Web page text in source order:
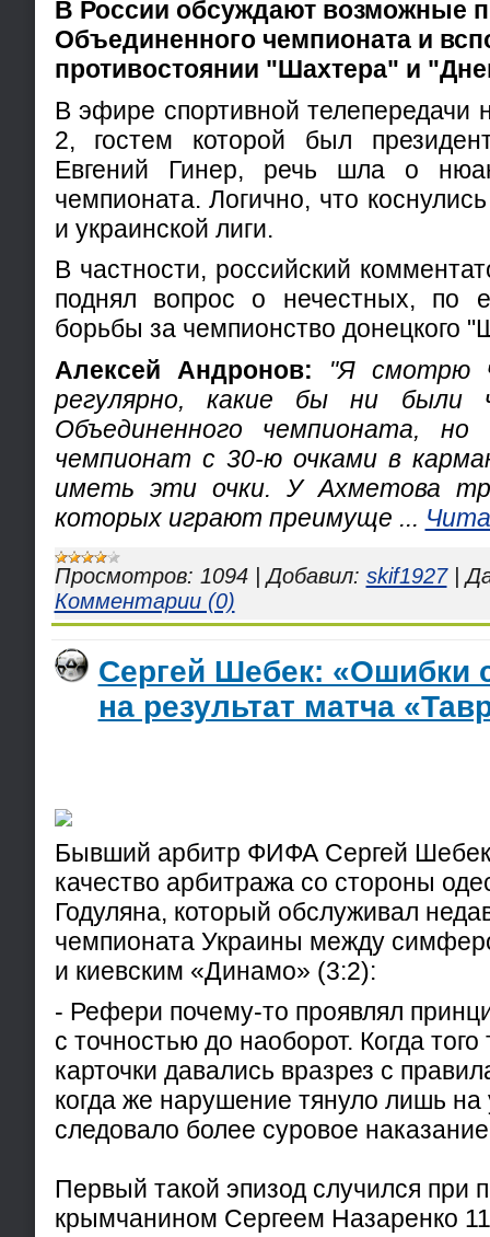
В России обсуждают возможные
Объединенного чемпионата и
противостоянии "Шахтера" и
В эфире спортивной телепередачи
2, гостем которой был
Евгений Гинер, речь шла о
чемпионата. Логично, что
и украинской лиги.
В частности, российский
поднял вопрос о нечестных, по
борьбы за чемпионство донецкого
Алексей Андронов: "Я смотрю
регулярно, какие бы ни были
Объединенного чемпионата,
чемпионат с 30-ю очками в
иметь эти очки. У Ахметова
которых играют преимуще ...
Просмотров: 1094 |Добавил: skif1927 |
Комментарии (0)
Сергей Шебек: «Ошибки
на результат матча
Бывший арбитр ФИФА Сергей Шебек
качество арбитража со стороны
Годуляна, который обслуживал
чемпионата Украины между
и киевским «Динамо» (3:2):
- Рефери почему-то проявлял
с точностью до наоборот. Когда
карточки давались вразрез с
когда же нарушение тянуло лишь
следовало более суровое
Первый такой эпизод случился при
крымчанином Сергеем Назаренко